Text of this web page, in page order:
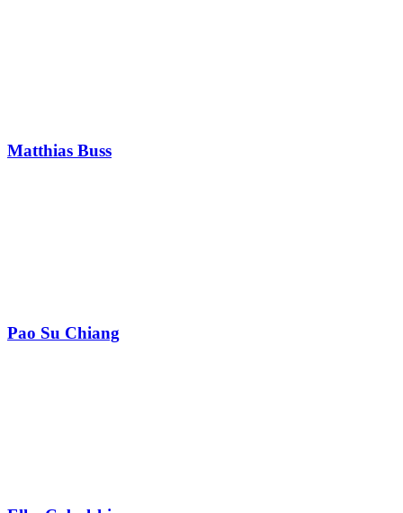
Matthias Buss
Pao Su Chiang